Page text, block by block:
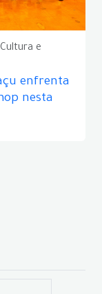
e
enfrenta
nesta